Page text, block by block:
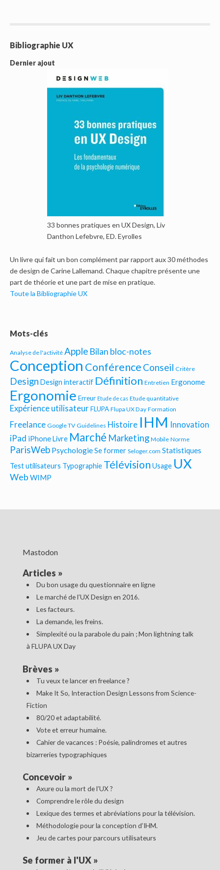
Bibliographie UX
Dernier ajout
33 bonnes pratiques en UX Design, Liv
Danthon Lefebvre, ED. Eyrolles
Un livre qui fait un bon complément par rapport aux 30 méthodes
de design de Carine Lallemand. Chaque chapitre présente une
part de théorie et une part de mise en pratique.
Toute la Bibliographie UX
Mots-clés
Analyse de l'activité Apple Bilan bloc-notes
Conception Conférence Conseil Critère
Design Design interactif Définition Entretien Ergonome
Ergonomie Erreur Etude de cas Etude quantitative
Expérience utilisateur FLUPA Flupa UX Day Formation
Freelance Google TV Guidelines Histoire IHM Innovation
iPad iPhoneLivre Marché Marketing Mobile Norme
ParisWeb PsychologieSe former Seloger.com Statistiques
Test utilisateurs Typographie Télévision Usage UX
Web WIMP
Mastodon
Articles »
Du bon usage du questionnaire en ligne
Le marché de l’UX Design en 2016.
Les facteurs.
La demande, les freins.
Simplexité ou la parabole du pain ; Mon lightning talk
à FLUPA UX Day
Brèves »
Tu veux te lancer en freelance ?
Make It So, Interaction Design Lessons from Science-
Fiction
80/20 et adaptabilité.
Vote et erreur humaine.
Cahier de vacances : Poésie, palindromes et autres
bizarreries typographiques
Concevoir»
Axure ou la mort de l’UX ?
Comprendre le rôle du design
Lexique des termes et abréviations pour la télévision.
Méthodologie pour la conception d’IHM.
Jeu de cartes pour parcours utilisateurs
Se former à l'UX»